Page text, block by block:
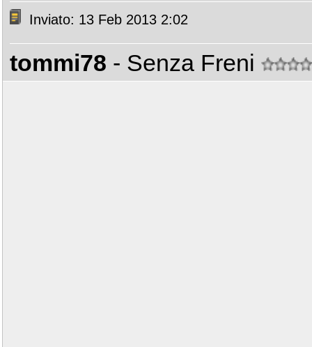
Inviato: 13 Feb 2013 2:02
tommi78 - Senza Freni